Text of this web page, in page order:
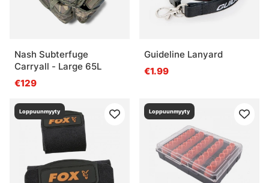
Nash Subterfuge
Carryall - Large 65L
€129
Guideline Lanyard
€1.99
Loppuunmyyty Loppuunmyyty